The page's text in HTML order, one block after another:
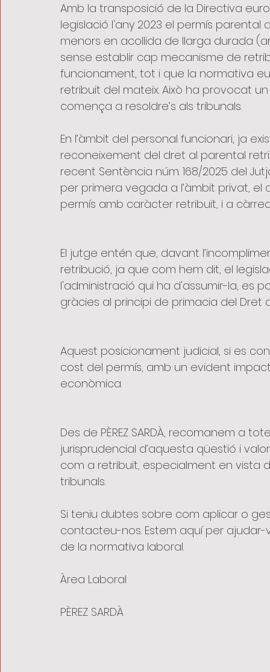
Amb la transposició de la Directiva
legislació l'any 2023 el permís
menors en acollida de llarga durada
sense establir cap mecanisme de
funcionament, tot i que la normativa
retribuit del mateix. Això ha provocat
comença a resoldre’s als tribunals.
En l’àmbit del personal funcionari, ja
reconeixement del dret al parental
recent Sentència núm. 168/2025 del
per primera vegada a l’àmbit privat,
permís amb caràcter retribuït, i a
El jutge entén que, davant
retribució, ja que com hem dit, el
l'administració qui ha d'assumir-la, es
gràcies al principi de primacia del Dret
Aquest posicionament judicial, si es
cost del permís, amb un evident
econòmica.
Des de PÈREZ SARDÀ, recomanem a
jurisprudencial d’aquesta qüestió i
com a retribuït, especialment en vista
tribunals.
Si teniu dubtes sobre com aplicar o
contacteu-nos. Estem aquí per
de la normativa laboral.
Àrea Laboral
PÈREZ SARDÀ